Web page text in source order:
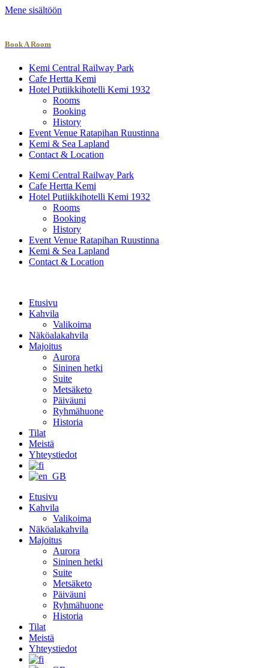
Mene sisältöön
Book A Room
Kemi Central Railway Park
Cafe Hertta Kemi
Hotel Putiikkihotelli Kemi 1932
Rooms
Booking
History
Event Venue Ratapihan Ruustinna
Kemi & Sea Lapland
Contact & Location
Kemi Central Railway Park
Cafe Hertta Kemi
Hotel Putiikkihotelli Kemi 1932
Rooms
Booking
History
Event Venue Ratapihan Ruustinna
Kemi & Sea Lapland
Contact & Location
Etusivu
Kahvila
Valikoima
Näköalakahvila
Majoitus
Aurora
Sininen hetki
Suite
Metsäketo
Päiväuni
Ryhmähuone
Historia
Tilat
Meistä
Yhteystiedot
Etusivu
Kahvila
Valikoima
Näköalakahvila
Majoitus
Aurora
Sininen hetki
Suite
Metsäketo
Päiväuni
Ryhmähuone
Historia
Tilat
Meistä
Yhteystiedot